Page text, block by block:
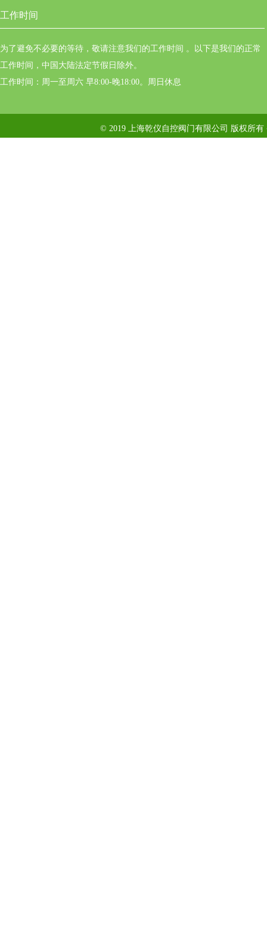
工作时间
为了避免不必要的等待，敬请注意我们的工作时间 。以下是我们的正常
工作时间，中国大陆法定节假日除外。
工作时间：周一至周六 早8:00-晚18:00。周日休息
© 2019 上海乾仪自控阀门有限公司 版权所有